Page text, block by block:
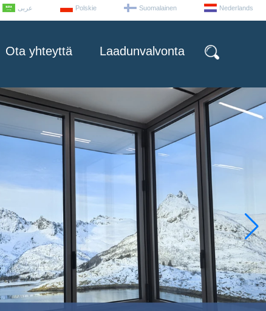
عربى Polskie Suomalainen Nederlands
Ota yhteyttä Laadunvalvonta